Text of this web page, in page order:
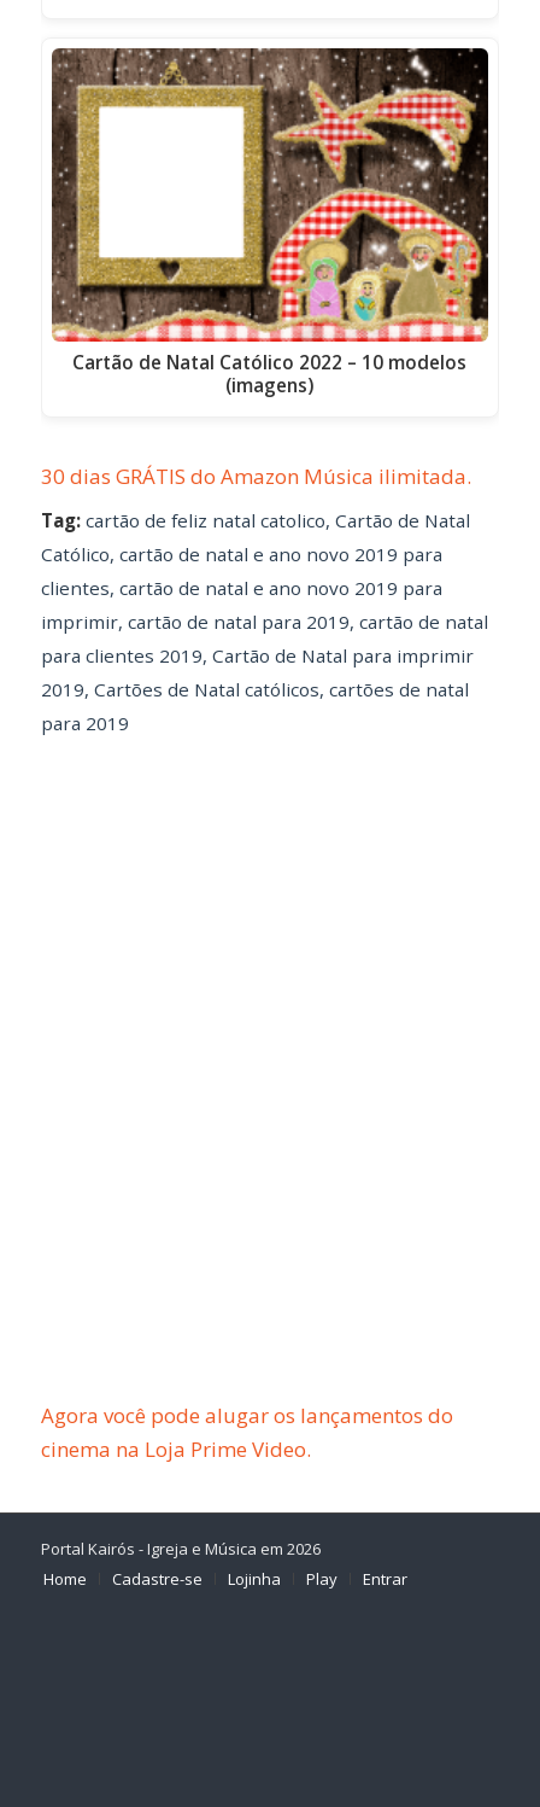
Cartão de Natal Católico 2022 – 10 modelos
(imagens)
30 dias GRÁTIS do Amazon Música ilimitada.
Tag: cartão de feliz natal catolico, Cartão de Natal
Católico, cartão de natal e ano novo 2019 para
clientes, cartão de natal e ano novo 2019 para
imprimir, cartão de natal para 2019, cartão de natal
para clientes 2019, Cartão de Natal para imprimir
2019, Cartões de Natal católicos, cartões de natal
para 2019
Agora você pode alugar os lançamentos do
cinema na Loja Prime Video.
Portal Kairós - Igreja e Música em 2026
Home
Cadastre-se Lojinha Play Entrar